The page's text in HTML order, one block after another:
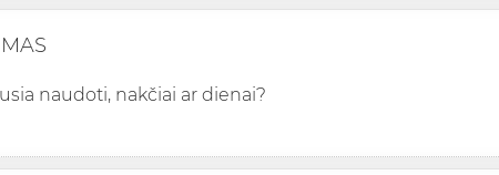
naudoti, nakčiai ar dienai?